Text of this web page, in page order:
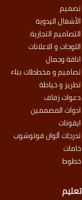
تصميم
الأشغال اليدوية
التصاميم التجارية
اللوحات و الاعلانات
اناقة وجمال
تصاميم و مخططات بناء
تطريز و خياطة
دعوات زفاف
ادوات المصممين
ايقونات
تدرجات ألوان فوتوشوب
خامات
خطوط
تعليم